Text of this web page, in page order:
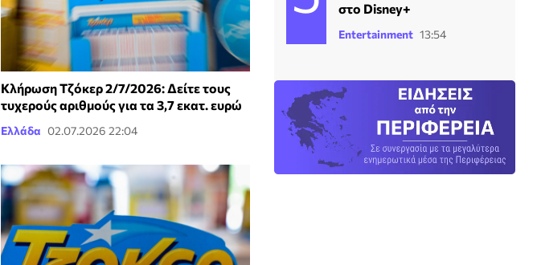
Κλήρωση Τζόκερ 2/7/2026: Δείτε τους
τυχερούς αριθμούς για τα 3,7 εκατ. ευρώ
Ελλάδα 02.07.2026 22:04
στο Disney+
Entertainment 13:54